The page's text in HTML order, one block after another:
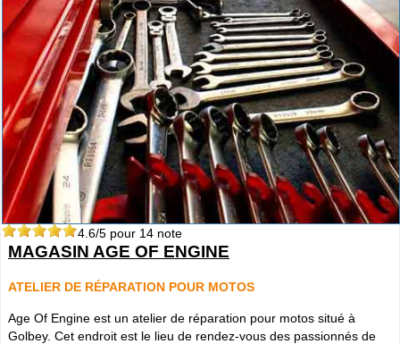
4.6/5 pour 14 note
MAGASIN AGE OF ENGINE
ATELIER DE RÉPARATION POUR MOTOS
Age Of Engine est un atelier de réparation pour motos situé à
Golbey. Cet endroit est le lieu de rendez-vous des passionnés de